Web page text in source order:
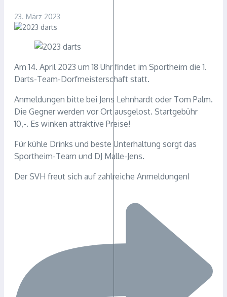
23. März 2023
Am 14. April 2023 um 18 Uhr findet im Sportheim die 1.
Darts-Team-Dorfmeisterschaft statt.
Anmeldungen bitte bei Jens Lehnhardt oder Tom Palm.
Die Gegner werden vor Ort ausgelost. Startgebühr
10,-. Es winken attraktive Preise!
Für kühle Drinks und beste Unterhaltung sorgt das
Sportheim-Team und DJ Malle-Jens.
Der SVH freut sich auf zahlreiche Anmeldungen!